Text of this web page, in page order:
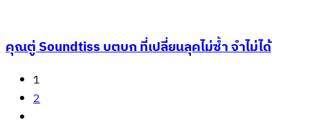
คุณตู่ Soundtiss บตบก ที่เปลี่ยนลุคไม่ซ้ำ จำไม่ได้
Posts
pagination
1
2